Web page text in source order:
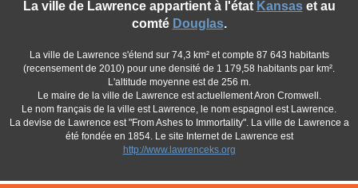
La ville de Lawrence appartient à l'état Kansaset au
comté Douglas.
La ville de Lawrence s'étend sur 74,3 km² et compte 87 643 habitants
(recensement de 2010) pour une densité de 1 179,58 habitants par km².
L'altitude moyenne est de 256 m.
Le maire de la ville de Lawrence est actuellement Aron Cromwell.
Le nom français de la ville est Lawrence, le nom espagnol est Lawrence.
La devise de Lawrence est "From Ashes to Immortality". La ville de Lawrence a
été fondée en 1854. Le site Internet de Lawrence est
http://www.lawrenceks.org